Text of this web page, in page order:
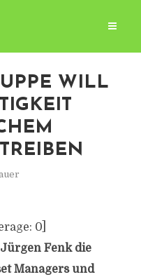
WILL
0]
Fenk die
Managers und